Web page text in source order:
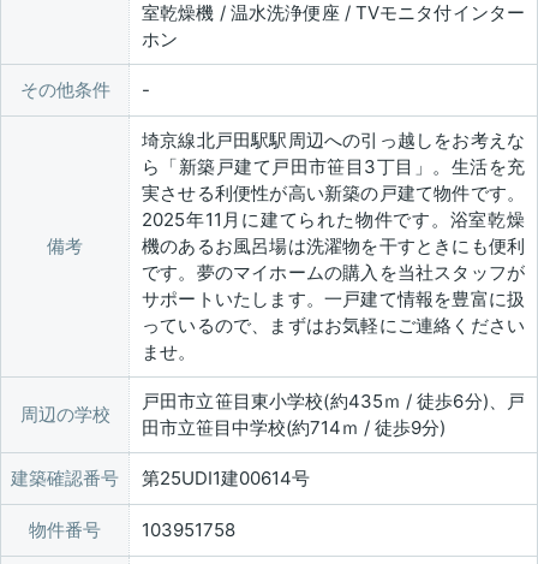
室乾燥機 / 温水洗浄便座 / TVモニタ付インター
ホン
その他条件
備考
埼京線北戸田駅駅周辺への引っ越しをお考えな
ら「新築戸建て戸田市笹目3丁目」。生活を充
実させる利便性が高い新築の戸建て物件です。
2025年11月に建てられた物件です。浴室乾燥
機のあるお風呂場は洗濯物を干すときにも便利
です。夢のマイホームの購入を当社スタッフが
サポートいたします。一戸建て情報を豊富に扱
っているので、まずはお気軽にご連絡ください
ませ。
周辺の学校
戸田市立笹目東小学校(約435ｍ / 徒歩6分)、戸
田市立笹目中学校(約714ｍ / 徒歩9分)
建築確認番号 第25UDI1建00614号
物件番号 103951758